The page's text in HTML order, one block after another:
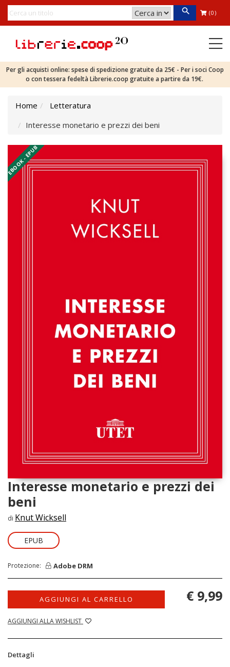
(0)
Per gli acquisti online: spese di spedizione gratuite da 25€ - Per i soci Coop
o con tessera fedeltà Librerie.coop gratuite a partire da 19€.
Home
Letteratura
Interesse monetario e prezzi dei beni
EBOOK - EPUB
Interesse monetario e prezzi dei
beni
di Knut Wicksell
EPUB
Protezione: Adobe DRM
AGGIUNGI AL CARRELLO
AGGIUNGI ALLA WISHLIST
€ 9,99
Dettagli